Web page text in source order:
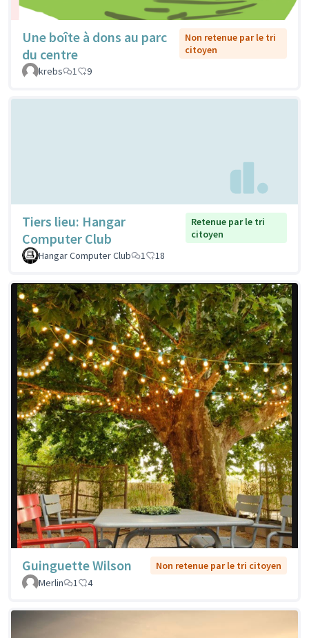
Une boîte à dons au parc
du centre
Non retenue par le tri
citoyen
krebs
1 9
Tiers lieu: Hangar
Computer Club
Retenue par le tri
citoyen
Hangar Computer Club
1 18
Guinguette Wilson
Non retenue par le tri citoyen
Merlin
1 4